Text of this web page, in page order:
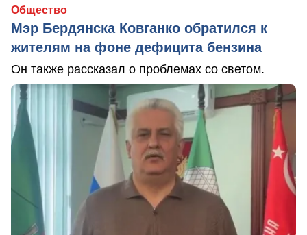
Общество
Мэр Бердянска Ковганко обратился к
жителям на фоне дефицита бензина
Он также рассказал о проблемах со светом.